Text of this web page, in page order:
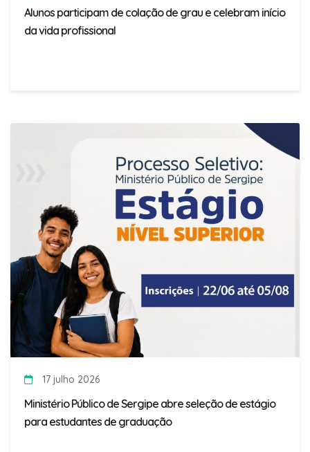
Alunos participam de colação de grau e celebram início
da vida profissional
17 julho 2026
Ministério Público de Sergipe abre seleção de estágio
para estudantes de graduação